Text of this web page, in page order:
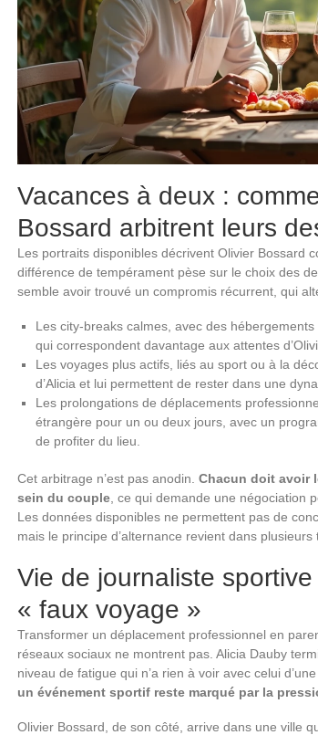
Vacances à deux :
Bossard arbitrent leurs
Les portraits disponibles décrivent Olivier Bossard
différence de tempérament pèse sur le choix des
semble avoir trouvé un compromis récurrent, qui
Les city-breaks calmes, avec des
qui correspondent davantage aux attentes
Les voyages plus actifs, liés au sport ou à la
d’Alicia et lui permettent de rester dans une
Les prolongations de déplacements
étrangère pour un ou deux jours, avec un
de profiter du lieu.
Cet arbitrage n’est pas anodin. Chacun doit avoir
sein du couple , ce qui demande une négociation
Les données disponibles ne permettent pas de
mais le principe d’alternance revient dans plusieurs
Vie de journaliste
« faux voyage »
Transformer un déplacement professionnel en
réseaux sociaux ne montrent pas. Alicia Dauby
niveau de fatigue qui n’a rien à voir avec celui
un événement sportif reste marqué par la
Olivier Bossard, de son côté, arrive dans une ville